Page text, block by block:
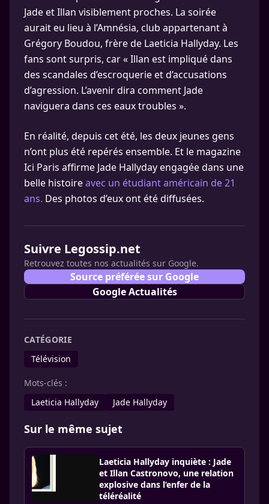
Jade et Illan visiblement proches. La soirée
aurait eu lieu à l’Amnésia, club appartenant à
Grégory Boudou, frère de Laeticia Hallyday. Les
fans sont surpris, car « Illan est impliqué dans
des scandales d’escroquerie et d’accusations
d’agression. L’avenir dira comment Jade
naviguera dans ces eaux troubles ».
En réalité, depuis cet été, les deux jeunes gens
n’ont plus été repérés ensemble. Et le magazine
Ici Paris affirme Jade Hallyday engagée dans une
belle histoireavec un étudiant américain de 21
ans. Des photos d’eux ont été diffusées.
Suivre Legossip.net
Retrouvez toutes nos actualités sur Google.
Source préférée sur Google
Google Actualités
CATÉGORIE
Télévision
Mots-clés :
Laeticia Hallyday
Jade Hallyday
Sur le même sujet
Laeticia Hallyday inquiète : Jade
et Illan Castronovo, une relation
explosive dans l’enfer de la
téléréalité